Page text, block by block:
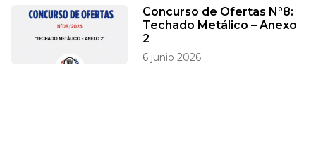
Concurso de Ofertas N°8:
Techado Metálico – Anexo
2
6 junio 2026